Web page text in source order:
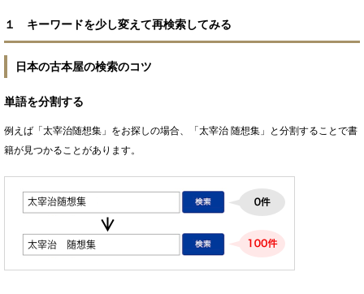
１ キーワードを少し変えて再検索してみる
日本の古本屋の検索のコツ
単語を分割する
例えば「太宰治随想集」をお探しの場合、「太宰治 随想集」と分割することで書
籍が見つかることがあります。